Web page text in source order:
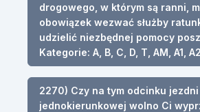
drogowego, w którym są ranni,
obowiązek wezwać służby
udzielić niezbędnej pomocy
Kategorie: A, B, C, D, T, AM, A1,
2270) Czy na tym odcinku jezdni
jednokierunkowej wolno Ci